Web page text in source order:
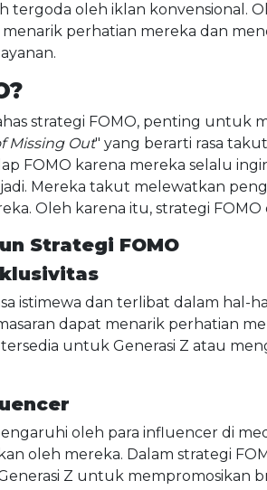
tergoda oleh iklan konvensional.
perhatian mereka dan
strategi FOMO, penting untuk
Missing Out" yang berarti rasa
FOMO karena mereka selalu
Mereka takut melewatkan
Oleh karena itu, strategi
Strategi FOMO
istimewa dan terlibat dalam hal-
dapat menarik perhatian
untuk Generasi Z atau
oleh para influencer di
oleh mereka. Dalam strategi
Z untuk mempromosikan